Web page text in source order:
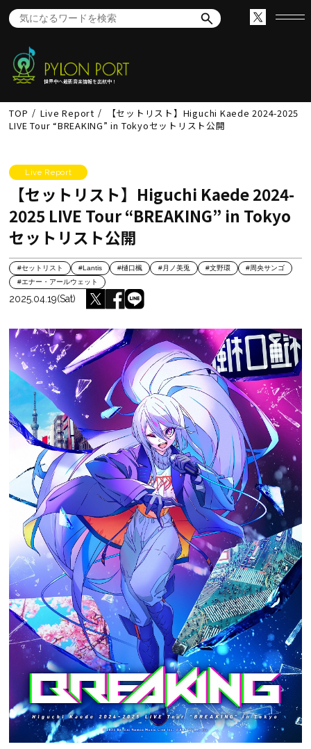
世界中へ最新音楽情報を出航中！
TOP Live Report
【セットリスト】Higuchi Kaede 2024-2025
LIVE Tour “BREAKING” in Tokyoセットリスト公開
Live Report
【セットリスト】Higuchi Kaede 2024-
2025 LIVE Tour “BREAKING” in Tokyo
セットリスト公開
#セットリスト #Lantis #樋口楓 #月ノ美兎 #文野環
#周央サンゴ
#エナー・アールウェット
2025.04.19(Sat)